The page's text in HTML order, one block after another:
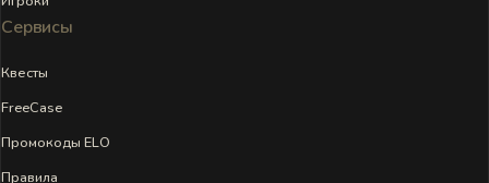
Сервисы
Квесты
FreeCase
Промокоды ELO
Правила